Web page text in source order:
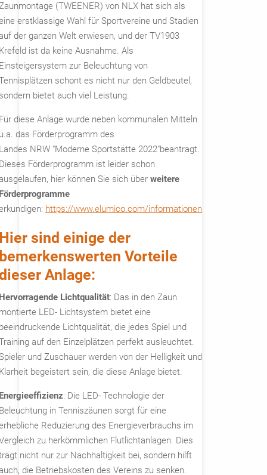
(TWEENER) von NLX hat sich als
erstklassige Wahl für Sportvereine und Stadien
der ganzen Welt erwiesen, und der TV1903
ist da keine Ausnahme. Als
zur Beleuchtung von
schont es nicht nur den Geldbeutel,
bietet auch viel Leistung.
diese Anlage wurde neben kommunalen Mitteln
das Förderprogramm des
NRW "Moderne Sportstätte 2022"beantragt.
Förderprogramm ist leider schon
hier können Sie sich überweitere
https://www.elumico.com/informationen
sind einige der
Vorteile
Anlage:
Lichtqualität: Das in den Zaun
LED- Lichtsystem bietet eine
Lichtqualität, die jedes Spiel und
auf den Einzelplätzen perfekt ausleuchtet.
und Zuschauer werden von der Helligkeit und
begeistert sein, die diese Anlage bietet.
: Die LED- Technologie der
in Tenniszäunen sorgt für eine
Reduzierung des Energieverbrauchs im
zu herkömmlichen Flutlichtanlagen. Dies
nicht nur zur Nachhaltigkeit bei, sondern hilft
die Betriebskosten des Vereins zu senken.